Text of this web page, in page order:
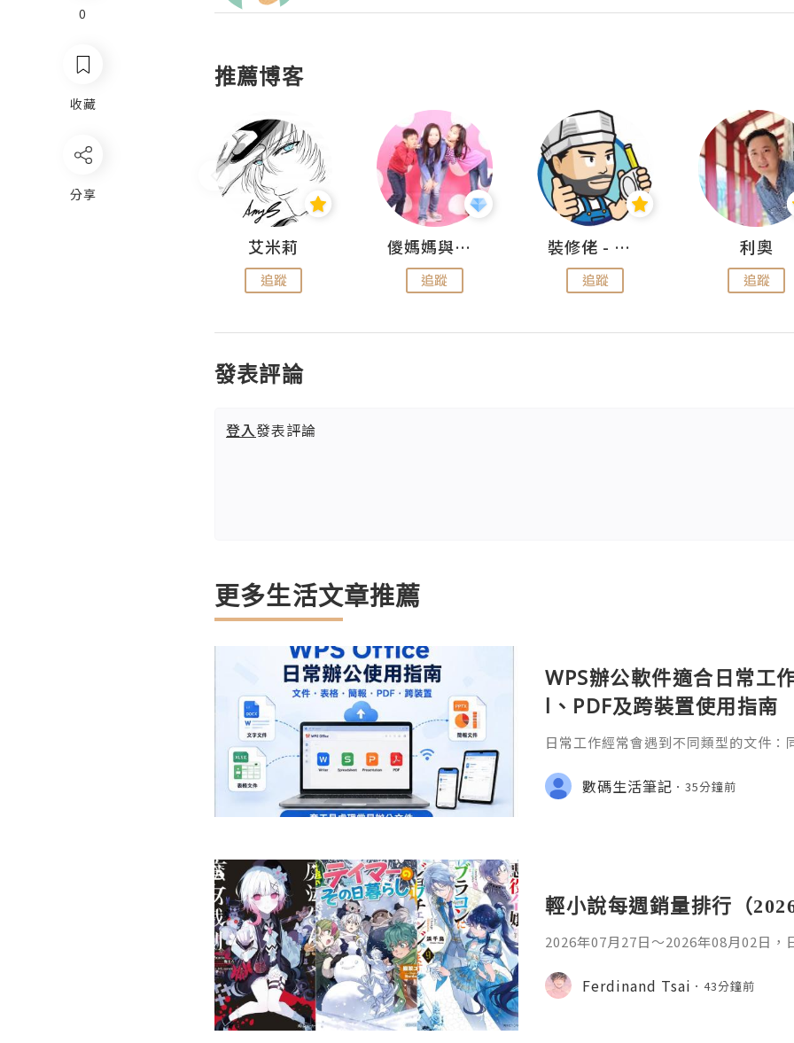
0
收藏
分享
推薦博客
艾米莉
追蹤
儍媽媽與兩隻小魔怪之家
追蹤
裝修佬 - 香港一站式網上裝修平台
追蹤
利奧
追蹤
發表評論
登入發表評論
更多生活文章推薦
WPS辦公軟件適合日常工
l、PDF及跨裝置使用指南
日常工作經常會遇到不同類型的文件
PDF。 如果每種文件都要使用不同程
少人會接觸 WPS Offic
數碼生活筆記 35分鐘前
輕小說每週銷量排行（
2026年07月27日〜2026年08月02日，
首・文字插畫：すがわらおむ
年08月銷售數：10,281部2. 落後的馴
Ferdinand Tsai 43分鐘前